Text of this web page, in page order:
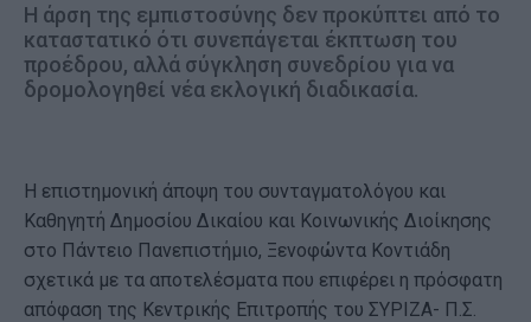
Η άρση της εμπιστοσύνης δεν προκύπτει από το
καταστατικό ότι συνεπάγεται έκπτωση του
προέδρου, αλλά σύγκληση συνεδρίου για να
δρομολογηθεί νέα εκλογική διαδικασία.
H επιστημονική άποψη του συνταγματολόγου και
Καθηγητή Δημοσίου Δικαίου και Κοινωνικής Διοίκησης
στο Πάντειο Πανεπιστήμιο, Ξενοφώντα Κοντιάδη
σχετικά με τα αποτελέσματα που επιφέρει η πρόσφατη
απόφαση της Κεντρικής Επιτροπής του ΣΥΡΙΖΑ- Π.Σ.